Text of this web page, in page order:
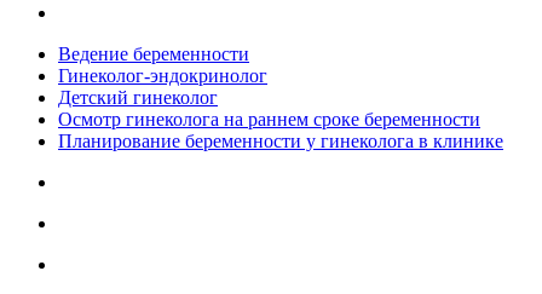
Ведение беременности
Гинеколог-эндокринолог
Детский гинеколог
Осмотр гинеколога на раннем сроке беременности
Планирование беременности у гинеколога в клинике